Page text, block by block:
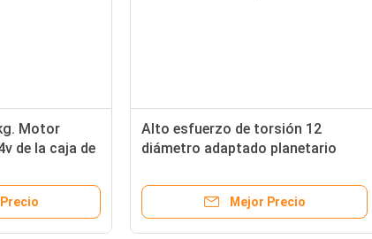
Motor
de la caja de
Alto esfuerzo de torsión 12
diámetro adaptado planetario
de voltio
Mejor Precio